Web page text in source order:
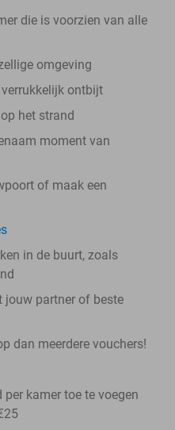
die is voorzien van alle
omgeving
ontbijt
het strand
moment van
of maak een
in de buurt, zoals
jouw partner of beste
dan meerdere vouchers!
kamer toe te voegen